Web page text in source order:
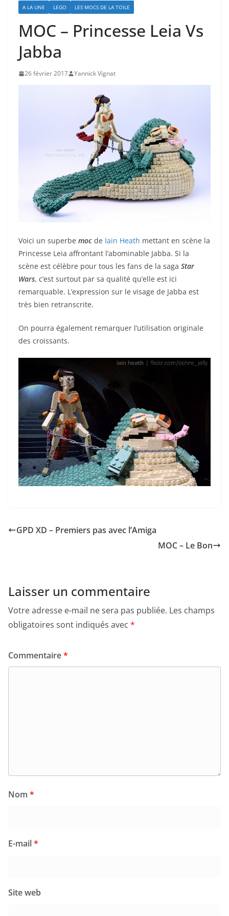
A LA UNE LEGO LES MOCS DE LA TOILE
MOC – Princesse Leia Vs
Jabba
26 février 2017 Yannick Vignat
Voici un superbe moc de Iain Heath mettant en scène la
Princesse Leia affrontant l’abominable Jabba. Si la
scène est célèbre pour tous les fans de la saga Star
Wars, c’est surtout par sa qualité qu’elle est ici
remarquable. L’expression sur le visage de Jabba est
très bien retranscrite.
On pourra également remarquer l’utilisation originale
des croissants.
GPD XD – Premiers pas avec l’Amiga
MOC – Le Bon
Laisser un commentaire
Votre adresse e-mail ne sera pas publiée. Les champs
obligatoires sont indiqués avec *
Commentaire*
Nom *
E-mail*
Site web